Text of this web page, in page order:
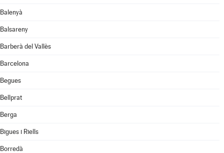
Balenyà
Balsareny
Barberà del Vallès
Barcelona
Begues
Bellprat
Berga
Bigues i Riells
Borredà